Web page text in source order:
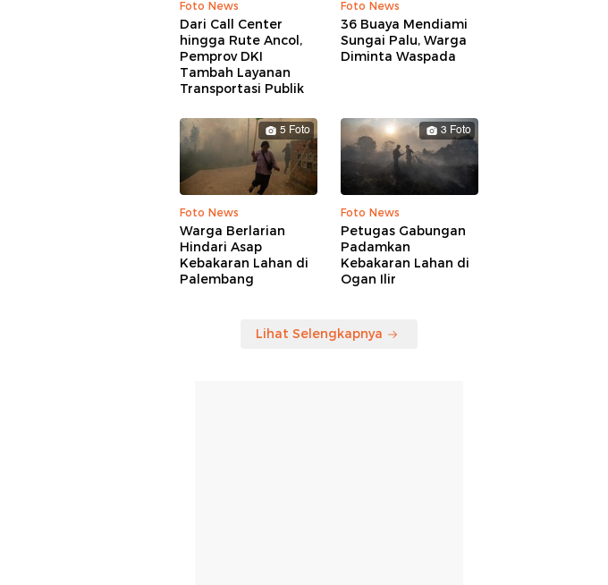
Foto News
Dari Call Center
hingga Rute Ancol,
Pemprov DKI
Tambah Layanan
Transportasi Publik
Foto News
36 Buaya Mendiami
Sungai Palu, Warga
Diminta Waspada
5 Foto
Foto News
Warga Berlarian
Hindari Asap
Kebakaran Lahan di
Palembang
3 Foto
Foto News
Petugas Gabungan
Padamkan
Kebakaran Lahan di
Ogan Ilir
Lihat Selengkapnya